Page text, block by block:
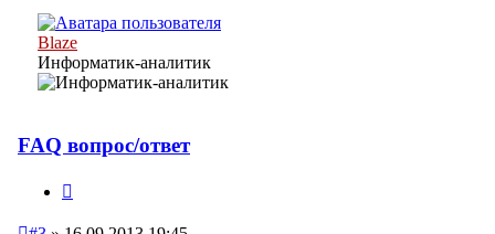
Blaze
Информатик-аналитик
FAQ вопрос/ответ
Непрочитанное